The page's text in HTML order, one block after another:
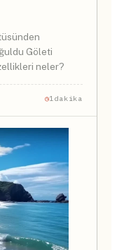
Göleti
neler?
1dakika